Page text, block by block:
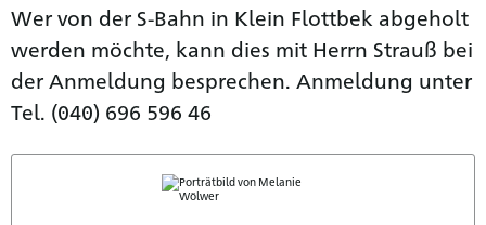
Wer von der S-Bahn in Klein Flottbek abgeholt
werden möchte, kann dies mit Herrn Strauß bei
der Anmeldung besprechen. Anmeldung unter
Tel. (040) 696 596 46